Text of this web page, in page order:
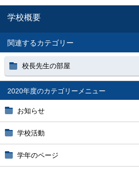
2020年度
お知らせ
学校活動
学年のページ
学校概要
関連するカテゴリー
校長先生の部屋